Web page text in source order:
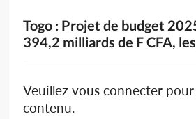
Togo : Projet de budget
394,2 milliards de F CFA,
Veuillez vous connecter
contenu.